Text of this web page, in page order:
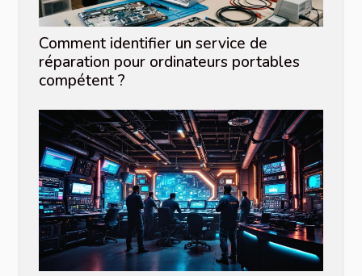
Comment identifier un service de
réparation pour ordinateurs portables
compétent ?